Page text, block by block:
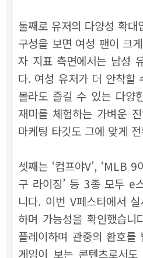
둘째로 유저의 다양성 확
구성을 보면 여성 팬이 크
자 지표 측면에서는 남성
다. 여성 유저가 더 안착할
몰라도 즐길 수 있는 다양
재미를 체험하는 가벼운
마케팅 타깃도 그에 맞게
셋째는 ‘컴프야V’, ‘MLB 9
구 라이징’ 등 3종 모두 e
니다. 이번 V페스타에서
하며 가능성을 확인했습
플레이하며 관중의 환호
게임이 보는 콘텐츠로서